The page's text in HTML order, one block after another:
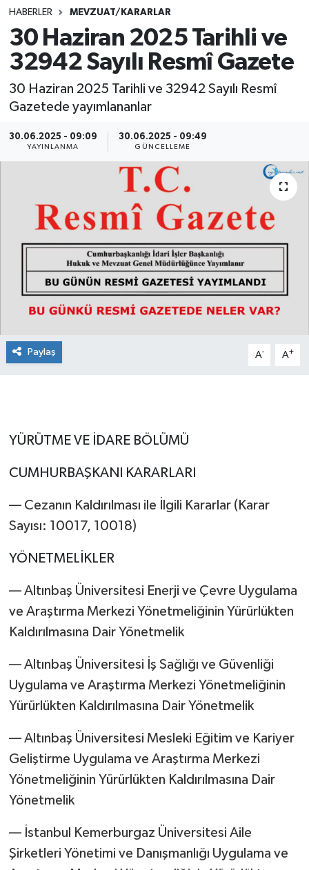
HABERLER MEVZUAT/KARARLAR
30 Haziran 2025 Tarihli ve
32942 Sayılı Resmî Gazete
30 Haziran 2025 Tarihli ve 32942 Sayılı Resmî
Gazetede yayımlananlar
30.06.2025 - 09:09
YAYINLANMA
30.06.2025 - 09:49
GÜNCELLEME
Paylaş A- A+
YÜRÜTME VE İDARE BÖLÜMÜ
CUMHURBAŞKANI KARARLARI
–– Cezanın Kaldırılması ile İlgili Kararlar (Karar
Sayısı: 10017, 10018)
YÖNETMELİKLER
–– Altınbaş Üniversitesi Enerji ve Çevre Uygulama
ve Araştırma Merkezi Yönetmeliğinin Yürürlükten
Kaldırılmasına Dair Yönetmelik
–– Altınbaş Üniversitesi İş Sağlığı ve Güvenliği
Uygulama ve Araştırma Merkezi Yönetmeliğinin
Yürürlükten Kaldırılmasına Dair Yönetmelik
–– Altınbaş Üniversitesi Mesleki Eğitim ve Kariyer
Geliştirme Uygulama ve Araştırma Merkezi
Yönetmeliğinin Yürürlükten Kaldırılmasına Dair
Yönetmelik
–– İstanbul Kemerburgaz Üniversitesi Aile
Şirketleri Yönetimi ve Danışmanlığı Uygulama ve
YARIŞMA/ETKİNLİKLER
ANKET
MEVZUAT/KARARLAR